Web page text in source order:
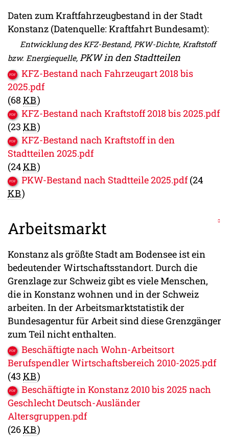
Daten zum Kraftfahrzeugbestand in der Stadt
Konstanz (Datenquelle: Kraftfahrt Bundesamt):
Entwicklung des KFZ-Bestand, PKW-Dichte, Kraftstoff
bzw. Energiequelle, PKW in den Stadtteilen
KFZ-Bestand nach Fahrzeugart 2018 bis
2025.pdf
(68 KB)
KFZ-Bestand nach Kraftstoff 2018 bis 2025.pdf
(23 KB)
KFZ-Bestand nach Kraftstoff in den
Stadtteilen 2025.pdf
(24KB)
PKW-Bestand nach Stadtteile 2025.pdf (24
KB)
Arbeitsmarkt
Konstanz als größte Stadt am Bodensee ist ein
bedeutender Wirtschaftsstandort. Durch die
Grenzlage zur Schweiz gibt es viele Menschen,
die in Konstanz wohnen und in der Schweiz
arbeiten. In der Arbeitsmarktstatistik der
Bundesagentur für Arbeit sind diese Grenzgänger
zum Teil nicht enthalten.
Beschäftigte nach Wohn-Arbeitsort
Berufspendler Wirtschaftsbereich 2010-2025.pdf
(43 KB)
Beschäftigte in Konstanz 2010 bis 2025 nach
Geschlecht Deutsch-Ausländer
Altersgruppen.pdf
(26KB)